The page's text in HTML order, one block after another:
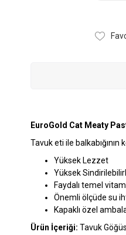
EuroGold Cat Meaty
Tavuk eti ile
Yüksek Lezzet
Yüksek
Faydalı temel
Önemli ölçüde su
Kapaklı özel
Ürün İçeriği: Tavuk